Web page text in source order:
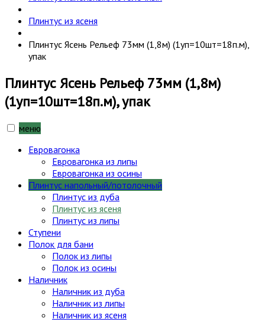
Плинтус из ясеня
Плинтус Ясень Рельеф 73мм (1,8м) (1уп=10шт=18п.м),
упак
Плинтус Ясень Рельеф 73мм (1,8м)
(1уп=10шт=18п.м), упак
меню
Евровагонка
Евровагонка из липы
Евровагонка из осины
Плинтус напольный/потолочный
Плинтус из дуба
Плинтус из ясеня
Плинтус из липы
Ступени
Полок для бани
Полок из липы
Полок из осины
Наличник
Наличник из дуба
Наличник из липы
Наличник из ясеня